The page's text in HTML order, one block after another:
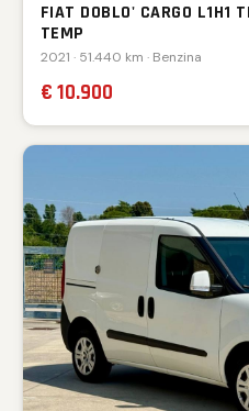
FIAT DOBLO' CARGO L1H1
TEMP
2021 · 51.440 km · Benzina
€ 10.900